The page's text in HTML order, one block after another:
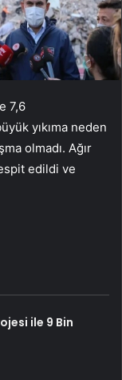
7,6
yıkıma neden
olmadı. Ağır
edildi ve
ile 9 Bin